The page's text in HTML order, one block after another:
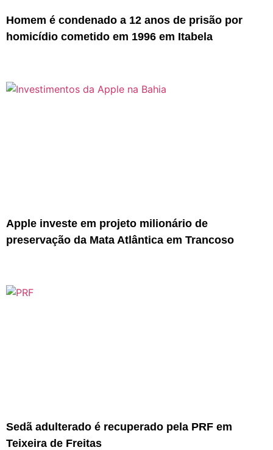
Homem é condenado a 12 anos de prisão por
homicídio cometido em 1996 em Itabela
Apple investe em projeto milionário de
preservação da Mata Atlântica em Trancoso
Sedã adulterado é recuperado pela PRF em
Teixeira de Freitas